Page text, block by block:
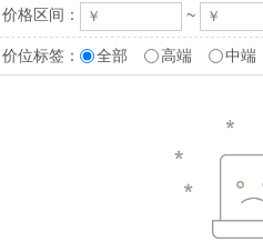
价格区间： ~
价位标签： 全部 高端 中端